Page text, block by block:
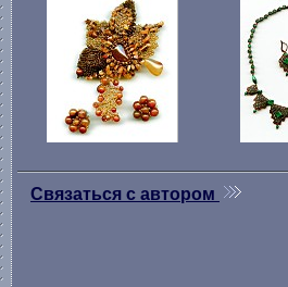
Связаться с автором